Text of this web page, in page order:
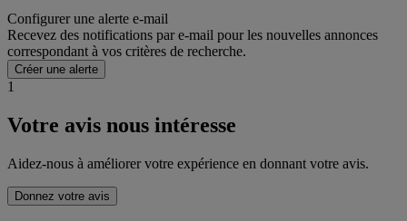
Configurer une alerte e-mail
Recevez des notifications par e-mail pour les nouvelles annonces
correspondant à vos critères de recherche.
Créer une alerte
1
Votre avis nous intéresse
Aidez-nous à améliorer votre expérience en donnant votre avis.
Donnez votre avis